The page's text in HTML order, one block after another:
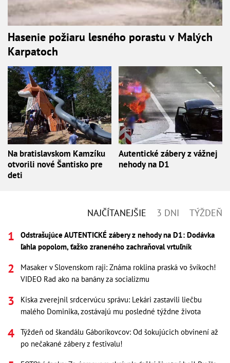
Hasenie požiaru lesného porastu v Malých
Karpatoch
Na bratislavskom Kamzíku
otvorili nové Šantisko pre
deti
Autentické zábery z vážnej
nehody na D1
NAJČÍTANEJŠIE 3 DNI TÝŽDEŇ
Odstrašujúce AUTENTICKÉ zábery z nehody na D1: Dodávka
ľahla popolom, ťažko zraneného zachraňoval vrtuľník
Masaker v Slovenskom raji: Známa roklina praská vo švíkoch!
VIDEO Rad ako na banány za socializmu
Kiska zverejnil srdcervúcu správu: Lekári zastavili liečbu
malého Dominika, zostávajú mu posledné týždne života
Týždeň od škandálu Gáboríkovcov: Od šokujúcich obvinení až
po nečakané zábery z festivalu!